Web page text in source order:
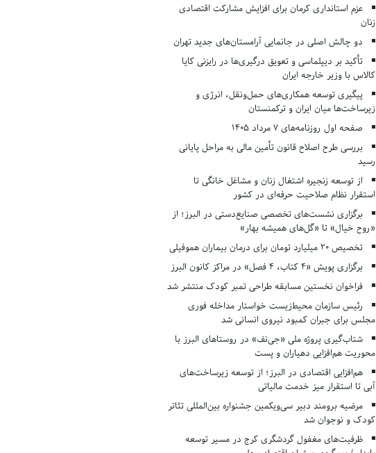
عزم استانداری کرمان برای افزایش مشارکت اقتصادی
زنان
دو چالش اصلی در جانمایی آرامستان‌های جدید تهران
تأکید بر دیپلماسی و تعویق درگیری‌ها در رایزنی کایا
کالاس با وزیر خارجه ایران
پیگیری توسعه همکاری‌های حمل‌ونقل، انرژی و
زیرساخت‌ها میان ایران و ترکمنستان
صفحه اول روزنامه‌های 7 مرداد 1405
بررسی طرح اصلاح قانون تأمین مالی به مراحل پایانی
رسید
از توسعه زنجیره اشتغال زنان و مشاغل خانگی تا
استقرار نظام صلاحیت حرفه‌ای در کشور
برگزاری نشست‌های تخصصی صنایع‌دستی در البرز؛ از
«روح خیال» تا «گل‌های همیشه بهار»
تخصیص ۲۰ میلیارد تومان برای درمان بیماران هموفیلی
برگزاری پویش «۴ کتاب، ۴ فصل» در مراکز کانون البرز
فراخوان نخستین مسابقه طراحی تمبر کودک منتشر شد
رئیس سازمان محیط‌زیست خواستار مداخله فوری
مجلس برای جبران کمبود نیروی انسانی شد
شتاب‌گیری پروژه ملی «جی‌نف» در روستاهای البرز با
محوریت هم‌افزایی دهیاران و پست
هم‌افزایی اقتصادی در البرز؛ از توسعه زیرساخت‌های
آبی تا استقرار میز خدمت مالیاتی
مرضیه برومند دبیر سی‌ویکمین جشنواره بین‌المللی تئاتر
کودک و نوجوان شد
ظرفیت‌های مغفول گردشگری کرج در مسیر توسعه